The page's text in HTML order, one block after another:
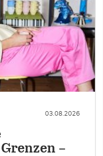
03.08.2026
–